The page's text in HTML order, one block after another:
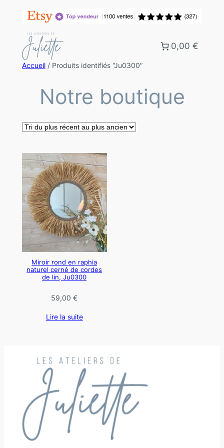
0,00 €
Accueil/ Produits identifiés “Ju0300”
Notre boutique
Miroir rond en raphia
naturel cerné de cordes
de lin, Ju0300
59,00€
Lire la suite